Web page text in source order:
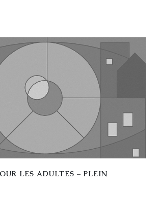
LES ADULTES – PLEIN